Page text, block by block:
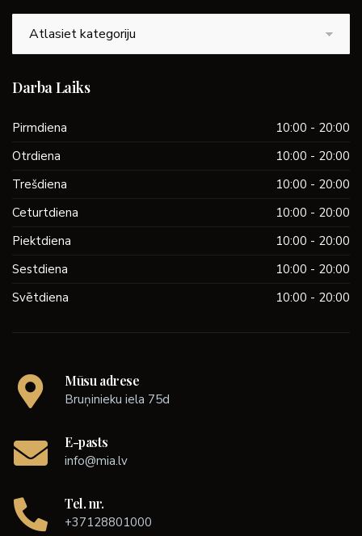
Darba Laiks
Pirmdiena
10:00 - 20:00
Otrdiena
10:00 - 20:00
Trešdiena
10:00 - 20:00
Ceturtdiena
10:00 - 20:00
Piektdiena
10:00 - 20:00
Sestdiena
10:00 - 20:00
Svētdiena
10:00 - 20:00
Mūsu adrese
Bruņinieku iela 75d
E-pasts
info@mia.lv
Tel. nr.
+37128801000